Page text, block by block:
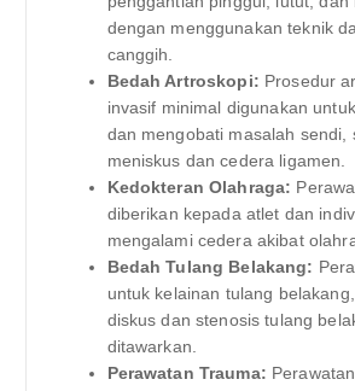
dengan menggunakan teknik
canggih.
Bedah Artroskopi: Prosedur
invasif minimal digunakan
dan mengobati masalah sendi,
meniskus dan cedera ligamen.
Kedokteran Olahraga:
diberikan kepada atlet dan
mengalami cedera akibat
Bedah Tulang Belakang:
untuk kelainan tulang
diskus dan stenosis tulang
ditawarkan.
Perawatan Trauma: